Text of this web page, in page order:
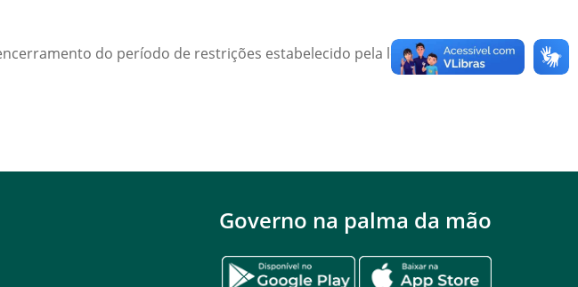
do período de restrições estabelecido pela legislação
Governo na palma da mão